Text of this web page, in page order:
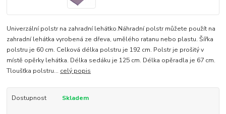
Univerzální polstr na zahradní lehátko.Náhradní polstr můžete použít na
zahradní lehátka vyrobená ze dřeva, umělého ratanu nebo plastu. Šířka
polstru je 60 cm. Celková délka polstru je 192 cm. Polstr je prošitý v
místě opěrky lehátka. Délka sedáku je 125 cm. Délka opěradla je 67 cm.
Tloušťka polstru... celý popis
Dostupnost Skladem